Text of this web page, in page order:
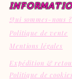
Qui sommes-nous ?
Politique de vente
Mentions légales
Expédition &
Politique de cookies